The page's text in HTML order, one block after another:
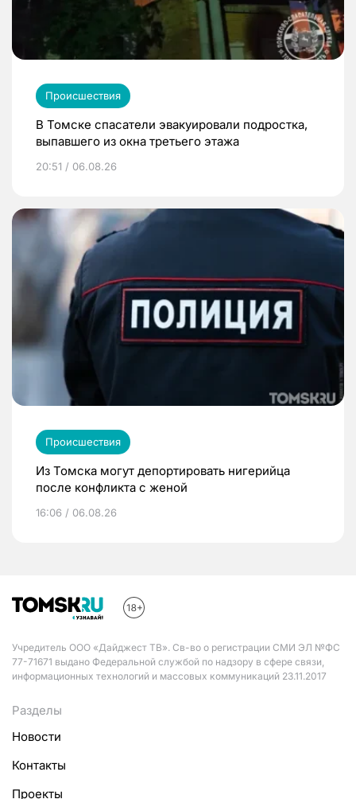
Происшествия
В Томске спасатели эвакуировали подростка,
выпавшего из окна третьего этажа
20:51 / 06.08.26
Происшествия
Из Томска могут депортировать нигерийца
после конфликта с женой
16:06 / 06.08.26
Учредитель ООО «Дайджест ТВ». Св-во о регистрации СМИ ЭЛ №ФС
77-71671 выдано Федеральной службой по надзору в сфере связи,
информационных технологий и массовых коммуникаций 23.11.2017
Разделы
Новости
Контакты
Проекты